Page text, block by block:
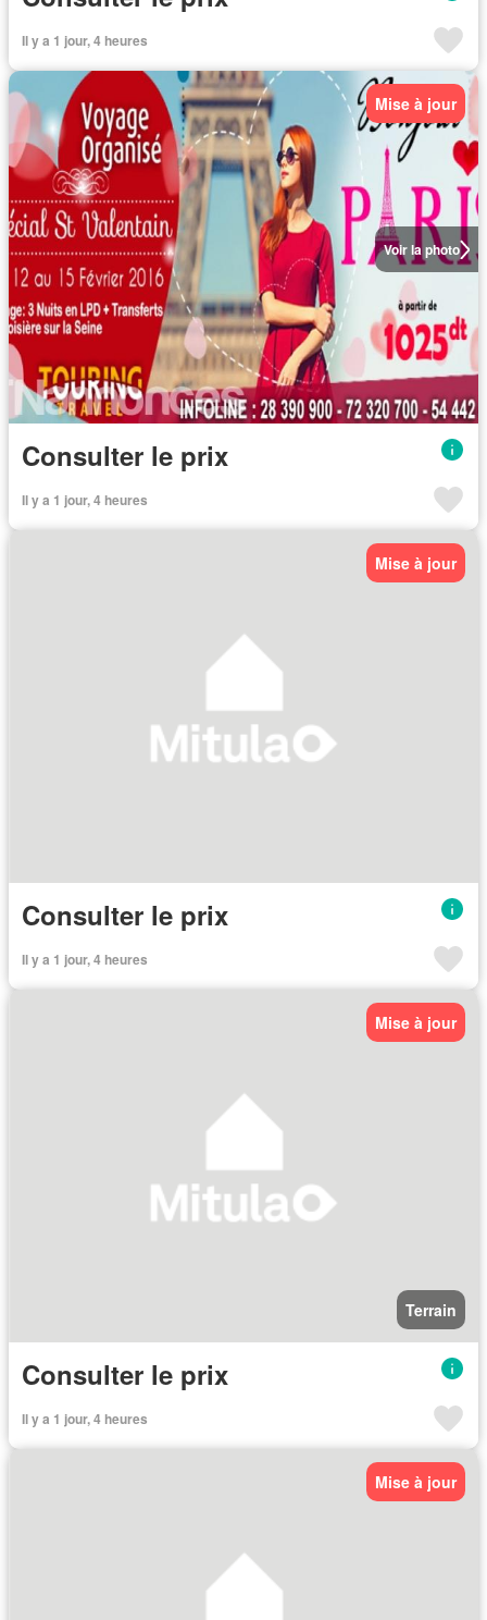
Il y a 1 jour, 4 heures
Voir la photo
Mise à jour
Consulter le prix
Il y a 1 jour, 4 heures
Mise à jour
Consulter le prix
Il y a 1 jour, 4 heures
Mise à jour
Terrain
Consulter le prix
Il y a 1 jour, 4 heures
Mise à jour